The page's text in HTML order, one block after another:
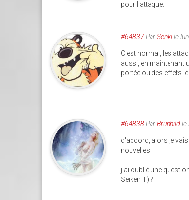
pour l'attaque.
#64837ParSenkile
C'est normal, les
aussi, en maintenant
portée ou des effets
#64838ParBrunhildle
d'accord, alors je
nouvelles.
j'ai oublié une
Seiken III) ?